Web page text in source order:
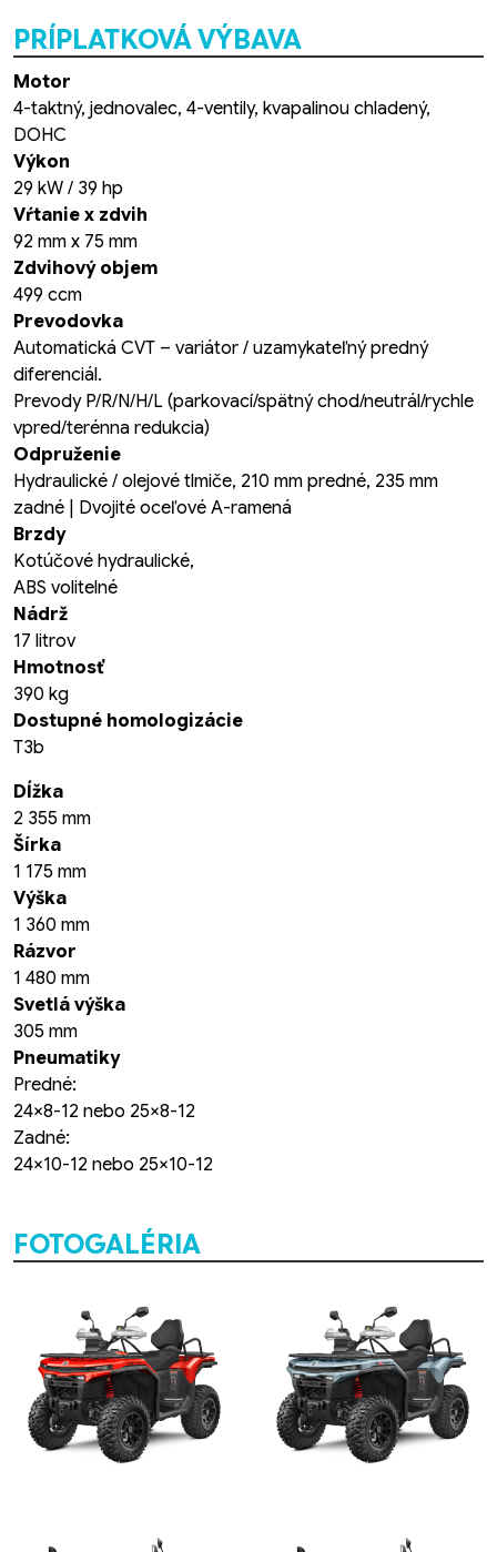
PRÍPLATKOVÁ VÝBAVA
Motor
4-taktný, jednovalec, 4-ventily, kvapalinou chladený,
DOHC
Výkon
29 kW / 39 hp
Vŕtanie x zdvih
92 mm x 75 mm
Zdvihový objem
499 ccm
Prevodovka
Automatická CVT – variátor / uzamykateľný predný
diferenciál.
Prevody P/R/N/H/L (parkovací/spätný chod/neutrál/rychle
vpred/terénna redukcia)
Odpruženie
Hydraulické / olejové tlmiče, 210 mm predné, 235 mm
zadné | Dvojité oceľové A-ramená
Brzdy
Kotúčové hydraulické,
ABS volitelné
Nádrž
17 litrov
Hmotnosť
390 kg
Dostupné homologizácie
T3b
Dĺžka
2 355 mm
Šírka
1 175 mm
Výška
1 360 mm
Rázvor
1 480 mm
Svetlá výška
305 mm
Pneumatiky
Predné:
24×8-12 nebo 25×8-12
Zadné:
24×10-12 nebo 25×10-12
FOTOGALÉRIA